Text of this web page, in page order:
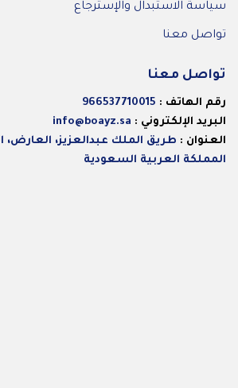
سياسة الاستبدال والإسترجاع
تواصل معنا
تواصل معنا
رقم الهاتف : 966537710015
البريد الإلكتروني : info@boayz.sa
العنوان :
المملكة العربية السعودية